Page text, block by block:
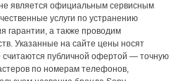
является официальным сервисным
услуги по устранению
гарантии, а также проводим
Указанные на сайте цены носят
считаются публичной офертой — точную
по номерам телефонов,